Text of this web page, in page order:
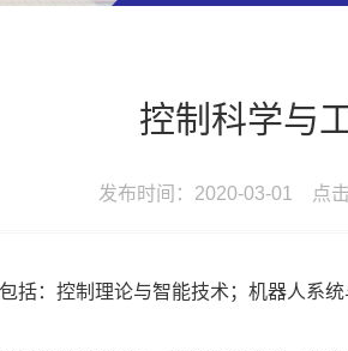
控制科学与
发布时间：2020-03-01 点击
括：控制理论与智能技术；机器人系统